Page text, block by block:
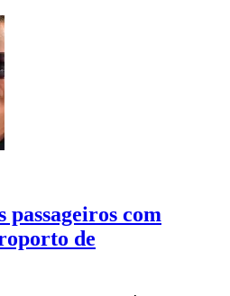
passageiros com
de